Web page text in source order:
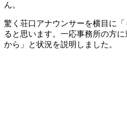
ん。
驚く荘口アナウンサーを横目に
ると思います。一応事務所の方
から」と状況を説明しました。